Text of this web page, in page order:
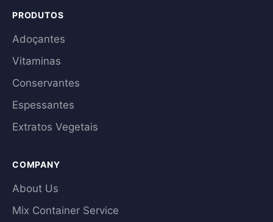
PRODUTOS
Adoçantes
Vitaminas
Conservantes
Espessantes
Extratos Vegetais
COMPANY
About Us
Mix Container Service